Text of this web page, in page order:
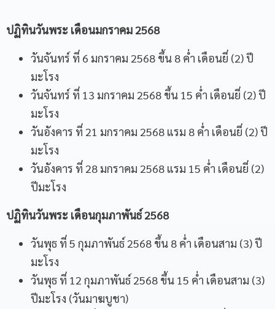
ปฏิทินวันพระ เดือนมกราคม2568
วันจันทร์ ที่ 6 มกราคม 2568 ขึ้น 8 ค่ำ เดือนยี่ (2) ปี
มะโรง
วันจันทร์ ที่ 13 มกราคม 2568 ขึ้น 15 ค่ำ เดือนยี่ (2) ปี
มะโรง
วันอังคาร ที่ 21 มกราคม 2568 แรม 8 ค่ำ เดือนยี่ (2) ปี
มะโรง
วันอังคาร ที่ 28 มกราคม 2568 แรม 15 ค่ำ เดือนยี่ (2)
ปีมะโรง
ปฏิทินวันพระ เดือนกุมภาพันธ์2568
วันพุธ ที่ 5 กุมภาพันธ์ 2568 ขึ้น 8 ค่ำ เดือนสาม (3) ปี
มะโรง
วันพุธ ที่ 12 กุมภาพันธ์ 2568 ขึ้น 15 ค่ำ เดือนสาม (3)
ปีมะโรง (วันมาฆบูชา)